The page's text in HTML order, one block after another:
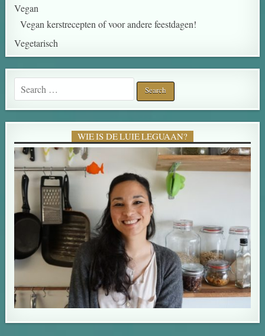
Vegan
Vegan kerstrecepten of voor andere feestdagen!
Vegetarisch
Search for:
WIE IS DE LUIE LEGUAAN?